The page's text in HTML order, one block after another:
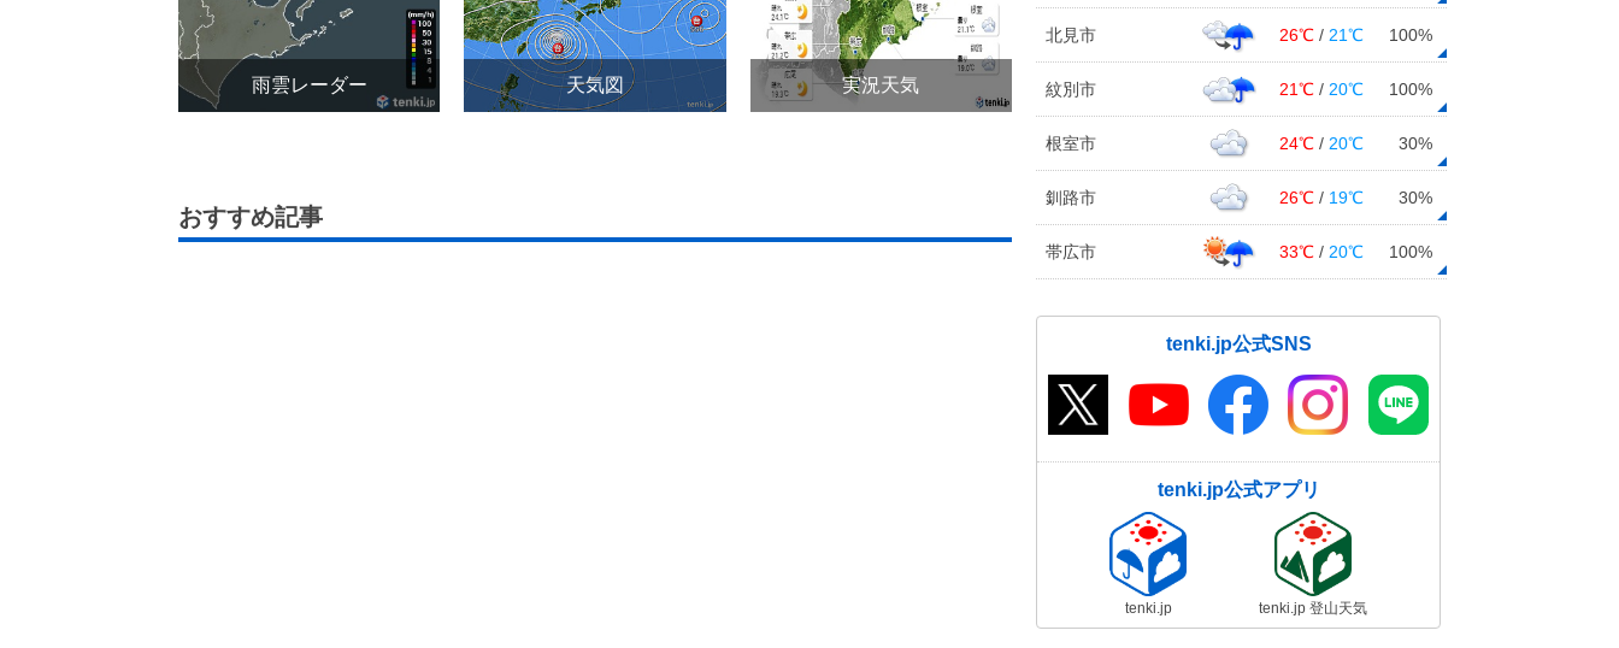
雨雲レーダー 天気図 実況天気
おすすめ記事
北見市 26℃ / 21℃ 100%
紋別市 21℃ / 20℃ 100%
根室市 24℃ / 20℃ 30%
釧路市 26℃ / 19℃ 30%
帯広市 33℃ / 20℃ 100%
tenki.jp公式SNS
tenki.jp公式アプリ
tenki.jp tenki.jp 登山天気